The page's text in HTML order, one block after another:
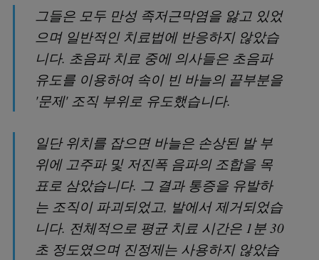
그들은 모두 만성 족저근막염을 앓고 있었
으며 일반적인 치료법에 반응하지 않았습
니다. 초음파 치료 중에 의사들은 초음파
유도를 이용하여 속이 빈 바늘의 끝부분을
'문제' 조직 부위로 유도했습니다.
일단 위치를 잡으면 바늘은 손상된 발 부
위에 고주파 및 저진폭 음파의 조합을 목
표로 삼았습니다. 그 결과 통증을 유발하
는 조직이 파괴되었고, 발에서 제거되었습
니다. 전체적으로 평균 치료 시간은 1분 30
초 정도였으며 진정제는 사용하지 않았습